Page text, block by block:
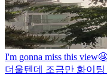
I'm gonna miss this view🤩
더울텐데 조금만 화이팅